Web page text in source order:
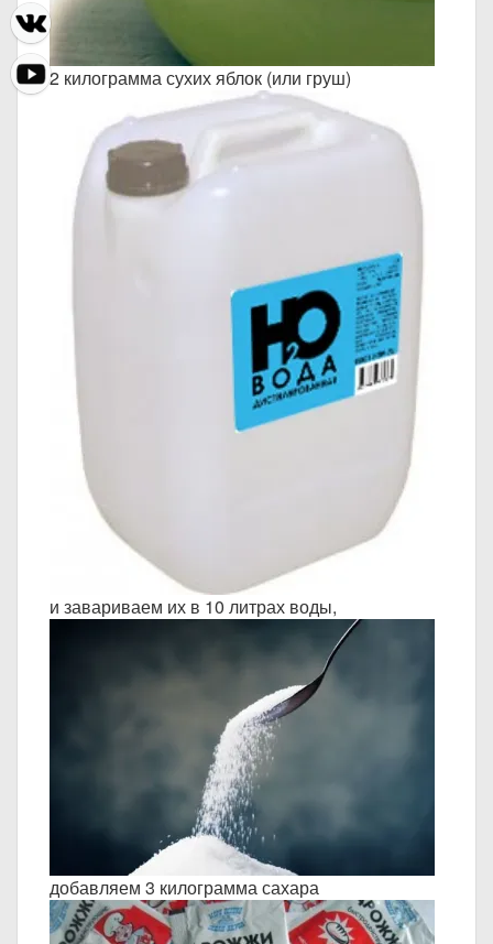
2 килограмма сухих яблок (или груш)
и завариваем их в 10 литрах воды,
добавляем 3 килограмма сахара